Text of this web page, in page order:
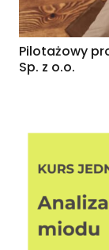
Pilotażowy
Sp. z o.o.